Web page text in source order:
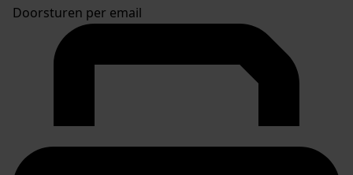
Doorsturen per email